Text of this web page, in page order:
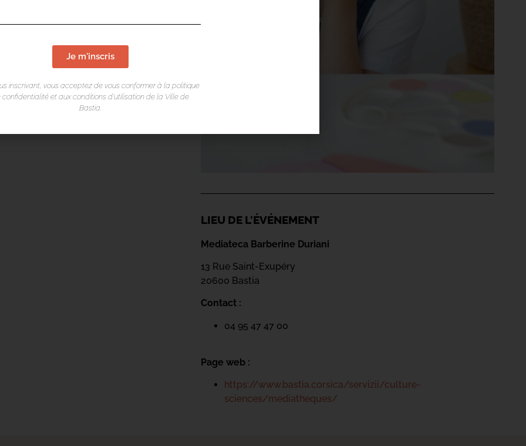
LIEU DE L'ÉVÉNEMENT
Mediateca Barberine Duriani
13 Rue Saint-Exupéry
20600 Bastia
Contact :
04 95 47 47 00
Page web :
https://www.bastia.corsica/servizii/culture-
sciences/mediatheques/
Je m'inscris
inscrivant, vous acceptez de vous conformer à la politique
confidentialité et aux conditions d’utilisation de la Ville de
Bastia.